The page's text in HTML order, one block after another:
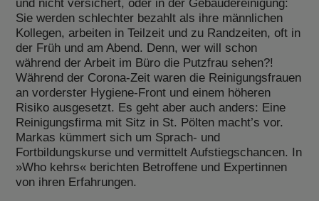
und nicht versichert, oder in der Gebäudereinigung:
Sie werden schlechter bezahlt als ihre männlichen
Kollegen, arbeiten in Teilzeit und zu Randzeiten, oft in
der Früh und am Abend. Denn, wer will schon
während der Arbeit im Büro die Putzfrau sehen?!
Während der Corona-Zeit waren die Reinigungsfrauen
an vorderster Hygiene-Front und einem höheren
Risiko ausgesetzt. Es geht aber auch anders: Eine
Reinigungsfirma mit Sitz in St. Pölten macht’s vor.
Markas kümmert sich um Sprach- und
Fortbildungskurse und vermittelt Aufstiegschancen. In
»Who kehrs« berichten Betroffene und Expertinnen
von ihren Erfahrungen.